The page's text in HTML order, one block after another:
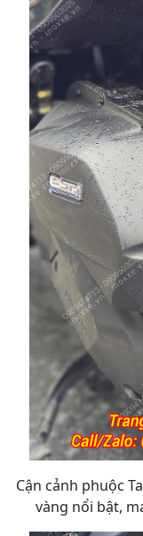
Cận cảnh phuộc
vàng nổi bật,